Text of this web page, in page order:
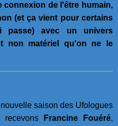
connexion de l'être humain,
(et ça vient pour certains
passe) avec un univers
non matériel qu'on ne le
saison des Ufologues
recevons
Francine Fouéré,